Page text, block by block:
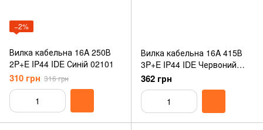
−2%
Вилка кабельна 16A 250В
2P+E IP44 IDE Синій 02101
310 грн 316 грн
Вилка кабельна 16A 415В
3P+E IP44 IDE Червоний
03102
362 грн